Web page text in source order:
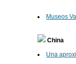
Museos
China
Una